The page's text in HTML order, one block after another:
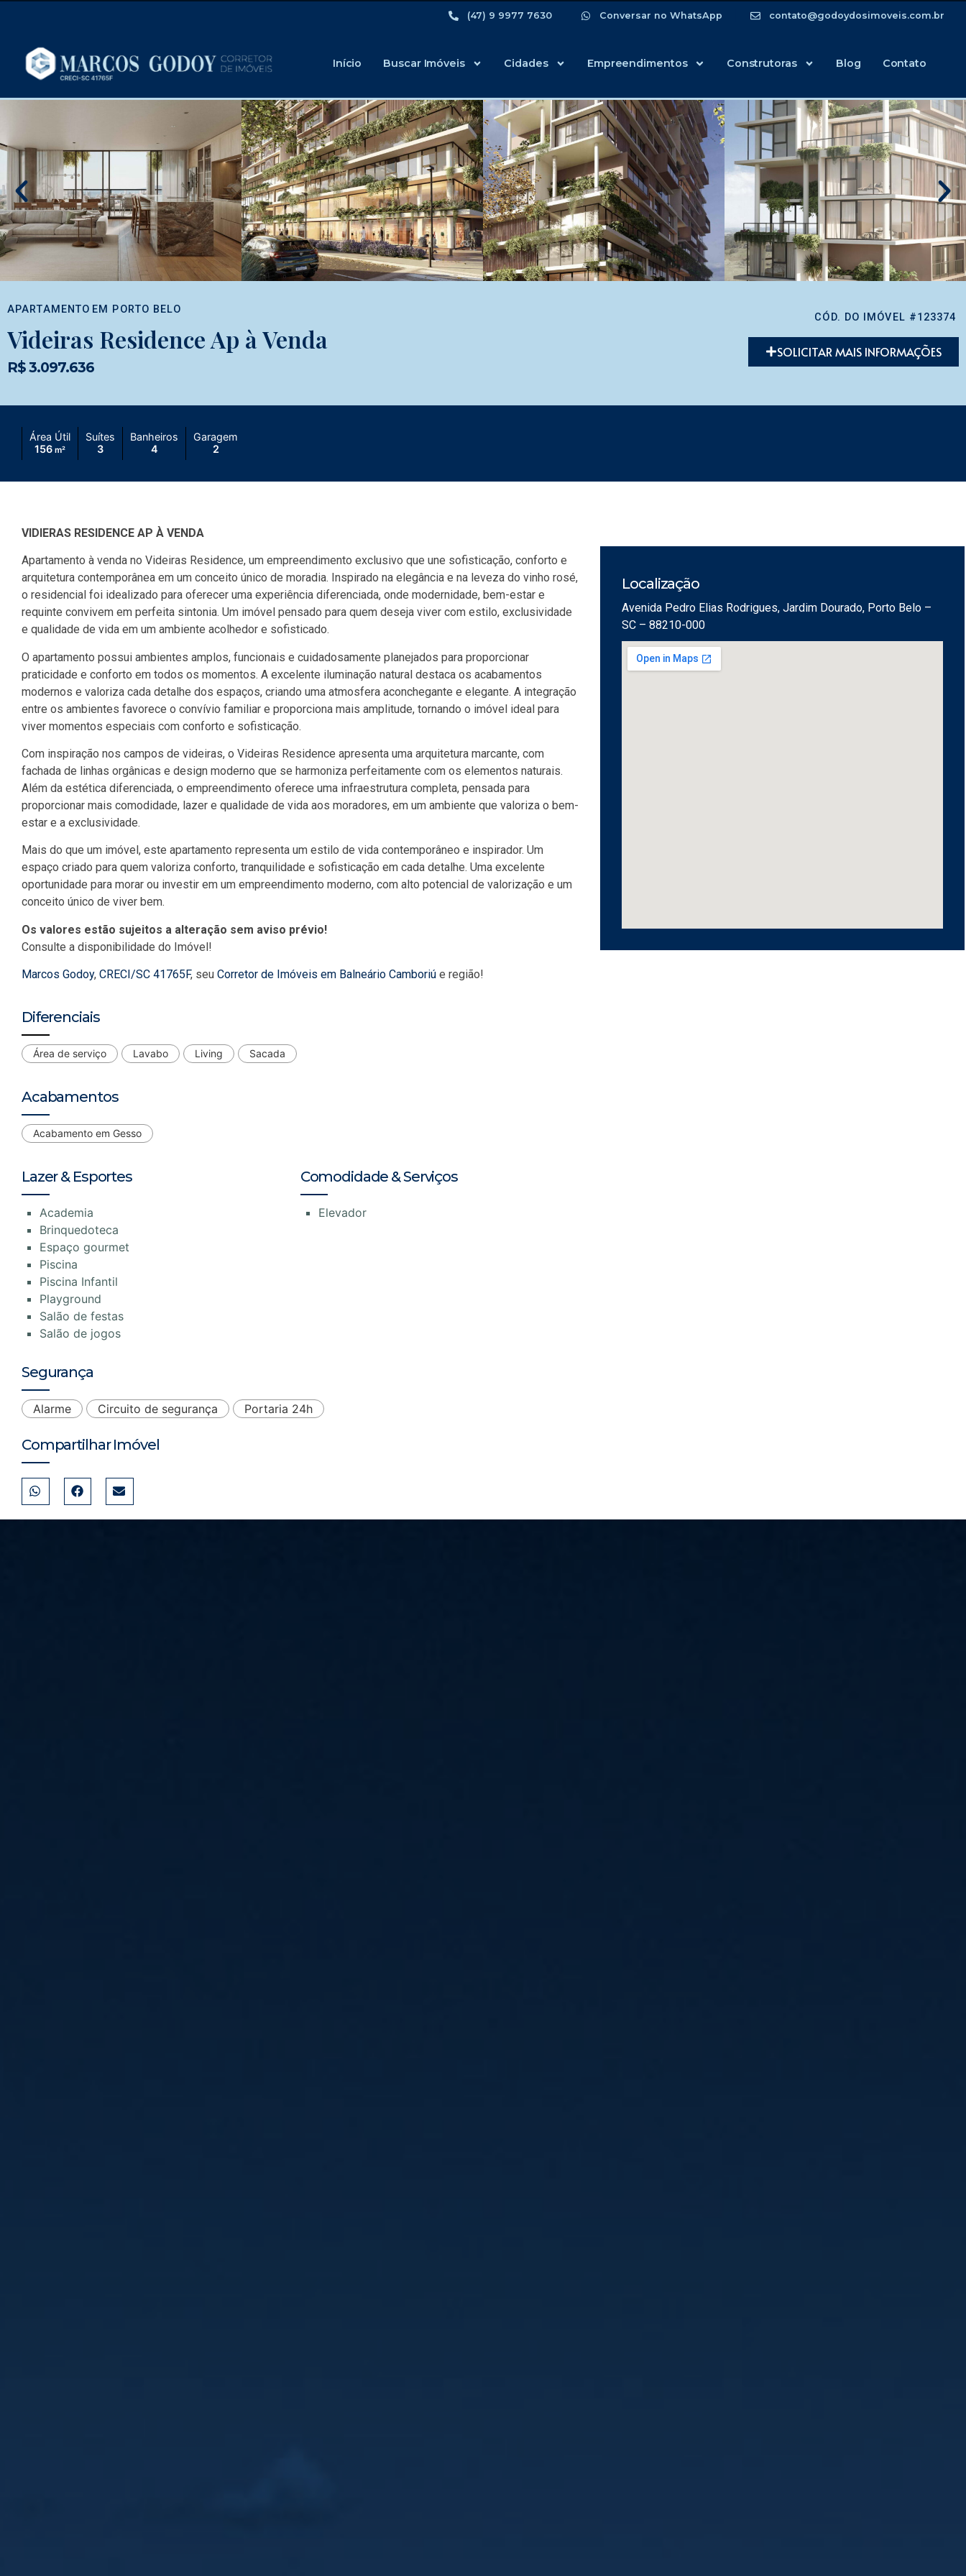
(47) 9 9977 7630 Conversar no WhatsApp contato@godoydosimoveis.com.br
Início Buscar Imóveis Cidades Empreendimentos Construtoras Blog Contato
APARTAMENTO EM PORTO BELO
Videiras Residence Ap à Venda
R$ 3.097.636
CÓD. DO IMÓVEL #123374
SOLICITAR MAIS INFORMAÇÕES
Área Útil
156 m²
Suítes
3
Banheiros
4
Garagem
2
VIDIERAS RESIDENCE AP À VENDA
Apartamento à venda no Videiras Residence, um empreendimento exclusivo que une sofisticação, conforto e
arquitetura contemporânea em um conceito único de moradia. Inspirado na elegância e na leveza do vinho rosé,
o residencial foi idealizado para oferecer uma experiência diferenciada, onde modernidade, bem-estar e
requinte convivem em perfeita sintonia. Um imóvel pensado para quem deseja viver com estilo, exclusividade
e qualidade de vida em um ambiente acolhedor e sofisticado.
O apartamento possui ambientes amplos, funcionais e cuidadosamente planejados para proporcionar
praticidade e conforto em todos os momentos. A excelente iluminação natural destaca os acabamentos
modernos e valoriza cada detalhe dos espaços, criando uma atmosfera aconchegante e elegante. A integração
entre os ambientes favorece o convívio familiar e proporciona mais amplitude, tornando o imóvel ideal para
viver momentos especiais com conforto e sofisticação.
Com inspiração nos campos de videiras, o Videiras Residence apresenta uma arquitetura marcante, com
fachada de linhas orgânicas e design moderno que se harmoniza perfeitamente com os elementos naturais.
Além da estética diferenciada, o empreendimento oferece uma infraestrutura completa, pensada para
proporcionar mais comodidade, lazer e qualidade de vida aos moradores, em um ambiente que valoriza o bem-
estar e a exclusividade.
Mais do que um imóvel, este apartamento representa um estilo de vida contemporâneo e inspirador. Um
espaço criado para quem valoriza conforto, tranquilidade e sofisticação em cada detalhe. Uma excelente
oportunidade para morar ou investir em um empreendimento moderno, com alto potencial de valorização e um
conceito único de viver bem.
Os valores estão sujeitos a alteração sem aviso prévio!
Consulte a disponibilidade do Imóvel!
Marcos Godoy, CRECI/SC 41765F, seu Corretor de Imóveis em Balneário Camboriú e região!
Diferenciais
Área de serviço Lavabo Living Sacada
Acabamentos
Acabamento em Gesso
Lazer & Esportes
Academia
Brinquedoteca
Espaço gourmet
Piscina
Piscina Infantil
Playground
Salão de festas
Salão de jogos
Comodidade & Serviços
Elevador
Segurança
Alarme Circuito de segurança Portaria 24h
Compartilhar Imóvel
Localização
Avenida Pedro Elias Rodrigues, Jardim Dourado, Porto Belo –
SC – 88210-000